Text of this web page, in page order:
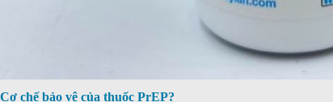
Cơ chế bảo vệ của thuốc PrEP?